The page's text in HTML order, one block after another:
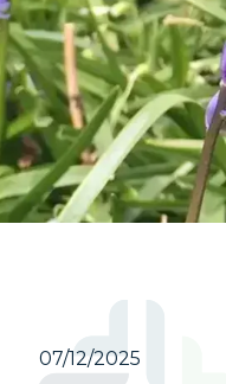
07/12/2025